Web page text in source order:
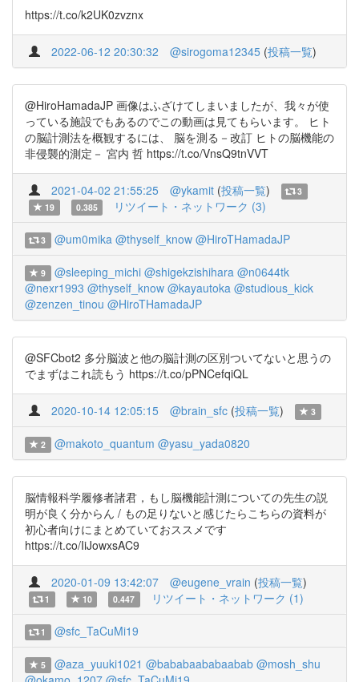
https://t.co/k2UK0zvznx
2022-06-12 20:30:32 @sirogoma12345 (投稿一覧)
@HiroHamadaJP 画像はふざけてしまいましたが、我々が使
っている施設でもあるのでこの動画は見てもらいます。 ヒト
の脳計測法を概観するには、 脳を測る－改訂 ヒトの脳機能の
非侵襲的測定－ 宮内 哲 https://t.co/VnsQ9tnVVT
2021-04-02 21:55:25 @ykamit (投稿一覧)
3
19
0.385 リツイート・ネットワーク (3)
3 @um0mika @thyself_know @HiroTHamadaJP
9 @sleeping_michi @shigekzishihara @n0644tk
@nexr1993 @thyself_know @kayautoka @studious_kick
@zenzen_tinou @HiroTHamadaJP
@SFCbot2 多分脳波と他の脳計測の区別ついてないと思うの
でまずはこれ読もう https://t.co/pPNCefqiQL
2020-10-14 12:05:15 @brain_sfc (投稿一覧) 3
2 @makoto_quantum @yasu_yada0820
脳情報科学履修者諸君，もし脳機能計測についての先生の説
明が良く分からん / もの足りないと感じたらこちらの資料が
初心者向けにまとめていておススメです
https://t.co/IiJowxsAC9
2020-01-09 13:42:07 @eugene_vrain (投稿一覧)
1 10 0.447 リツイート・ネットワーク (1)
1 @sfc_TaCuMi19
5 @aza_yuuki1021 @bababaababaabab @mosh_shu